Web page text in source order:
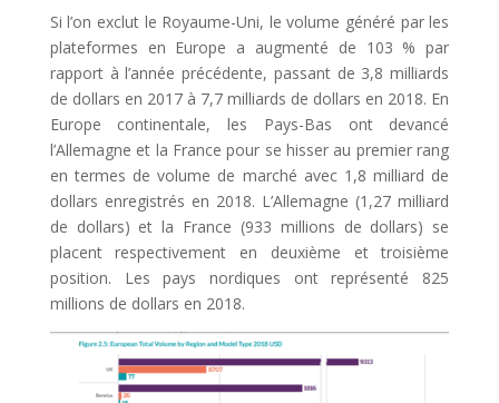
Si l’on exclut le Royaume-Uni, le volume généré par les
plateformes en Europe a augmenté de 103 % par
rapport à l’année précédente, passant de 3,8 milliards
de dollars en 2017 à 7,7 milliards de dollars en 2018. En
Europe continentale, les Pays-Bas ont devancé
l’Allemagne et la France pour se hisser au premier rang
en termes de volume de marché avec 1,8 milliard de
dollars enregistrés en 2018. L’Allemagne (1,27 milliard
de dollars) et la France (933 millions de dollars) se
placent respectivement en deuxième et troisième
position. Les pays nordiques ont représenté 825
millions de dollars en 2018.